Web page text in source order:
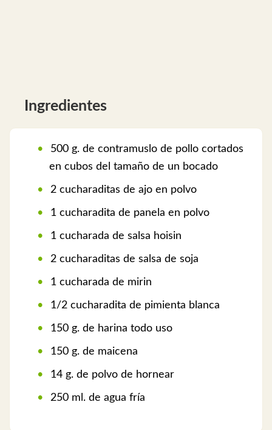
Ingredientes
500 g. de contramuslo de pollo cortados
en cubos del tamaño de un bocado
2 cucharaditas de ajo en polvo
1 cucharadita de panela en polvo
1 cucharada de salsa hoisin
2 cucharaditas de salsa de soja
1 cucharada de mirin
1/2 cucharadita de pimienta blanca
150 g. de harina todo uso
150 g. de maicena
14 g. de polvo de hornear
250 ml. de agua fría